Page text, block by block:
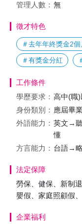
管理人數： 無
徵才特色
＃去年年終獎金2
＃有獎金分紅
工作條件
學歷要求： 高中(職)
身份類別： 應屆畢
外語能力： 英文→
懂
方言能力： 台語→
法定保障
勞保、健保、新制
嬰假、家庭照顧假
企業福利